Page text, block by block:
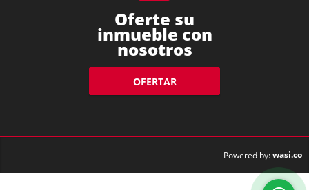
Oferte su
inmueble con
nosotros
OFERTAR
Powered by:wasi.co